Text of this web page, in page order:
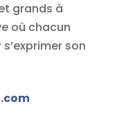
grands à
où chacun
son